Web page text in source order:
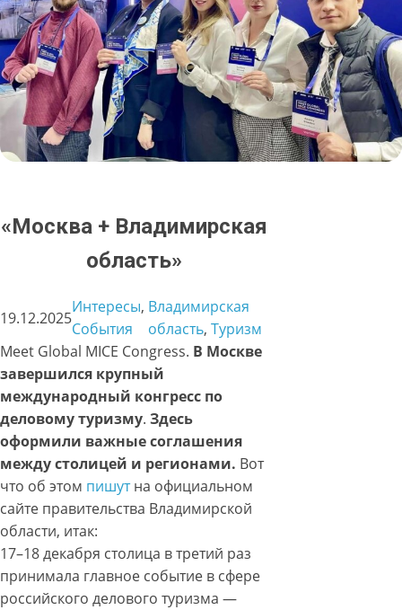
«Москва + Владимирская
область»
19.12.2025
Интересы
События
Владимирская
область, Туризм
Meet Global MICE Congress. В Москве
завершился крупный
международный конгресс по
деловому туризму. Здесь
оформили важные соглашения
между столицей и регионами. Вот
что об этом пишутна официальном
сайте правительства Владимирской
области, итак:
17–18 декабря столица в третий раз
принимала главное событие в сфере
российского делового туризма —